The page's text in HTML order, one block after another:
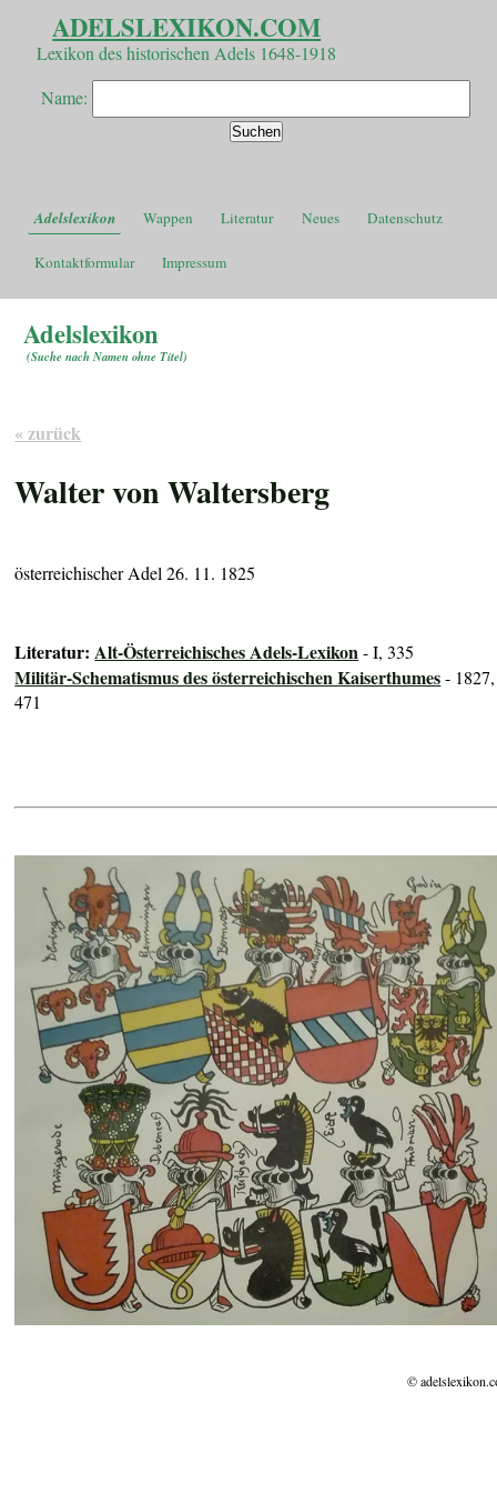
ADELSLEXIKON.COM
Lexikon des historischen Adels 1648-1918
Name:
Adelslexikon Wappen Literatur Neues Datenschutz
Kontaktformular Impressum
Adelslexikon
(Suche nach Namen ohne Titel)
« zurück
Walter von Waltersberg
österreichischer Adel 26. 11. 1825
Literatur: Alt-Österreichisches Adels-Lexikon - I, 335
Militär-Schematismus des österreichischen Kaiserthumes- 1827,
471
©